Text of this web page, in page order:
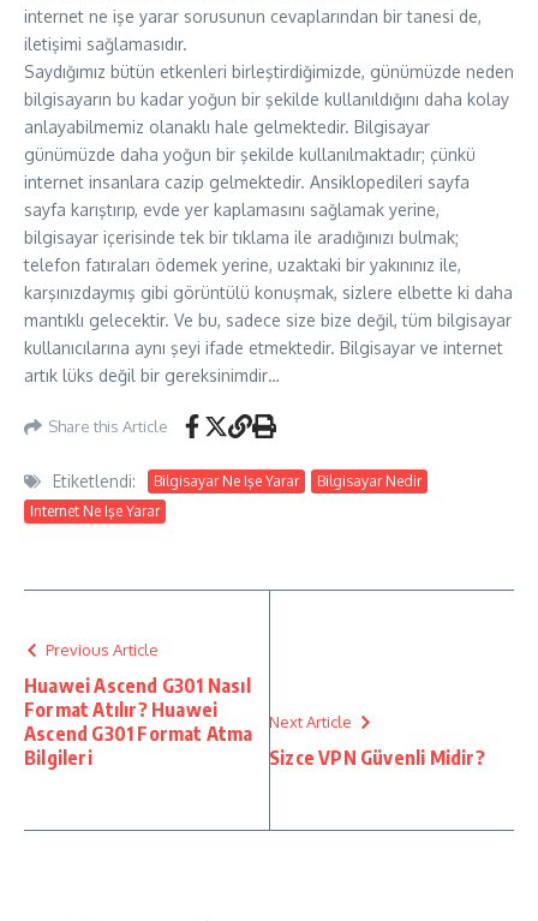
internet ne işe yarar sorusunun cevaplarından bir tanesi de,
iletişimi sağlamasıdır.
Saydığımız bütün etkenleri birleştirdiğimizde, günümüzde neden
bilgisayarın bu kadar yoğun bir şekilde kullanıldığını daha kolay
anlayabilmemiz olanaklı hale gelmektedir. Bilgisayar
günümüzde daha yoğun bir şekilde kullanılmaktadır; çünkü
internet insanlara cazip gelmektedir. Ansiklopedileri sayfa
sayfa karıştırıp, evde yer kaplamasını sağlamak yerine,
bilgisayar içerisinde tek bir tıklama ile aradığınızı bulmak;
telefon fatıraları ödemek yerine, uzaktaki bir yakınınız ile,
karşınızdaymış gibi görüntülü konuşmak, sizlere elbette ki daha
mantıklı gelecektir. Ve bu, sadece size bize değil, tüm bilgisayar
kullanıcılarına aynı şeyi ifade etmektedir. Bilgisayar ve internet
artık lüks değil bir gereksinimdir…
Share this Article
Etiketlendi: Bilgisayar Ne Işe Yarar
Bilgisayar Nedir
Internet Ne Işe Yarar
Previous Article
Huawei Ascend G301 Nasıl
Format Atılır? Huawei
Ascend G301 Format Atma
Bilgileri
Next Article
Sizce VPN Güvenli Midir?